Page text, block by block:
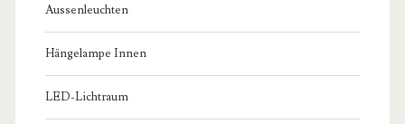
Aussenleuchten
Hängelampe Innen
LED-Lichtraum